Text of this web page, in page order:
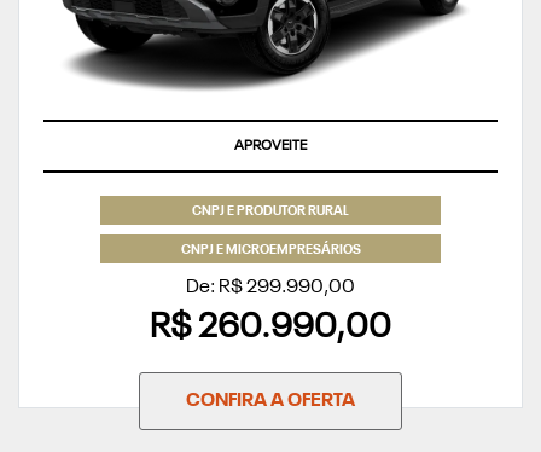
APROVEITE
CNPJ E PRODUTOR RURAL
CNPJ E MICROEMPRESÁRIOS
De: R$ 299.990,00
R$ 260.990,00
CONFIRA A OFERTA